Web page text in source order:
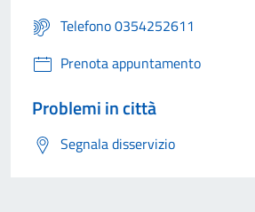
Telefono 0354252611
Prenota appuntamento
Problemi in città
Segnala disservizio